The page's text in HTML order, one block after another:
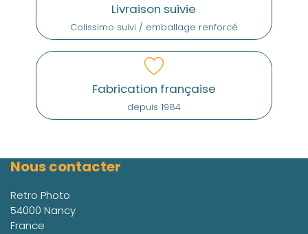
Livraison suivie
Colissimo suivi / emballage renforcé
Fabrication française
depuis 1984
Nous contacter
Retro Photo
54000 Nancy
France